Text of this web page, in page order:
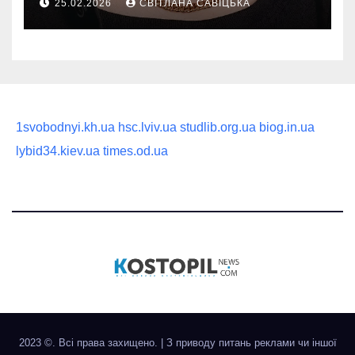
статусного украшения
25.02.2026 СВІТЛАНА САВІЦЬКА
1svobodnyi.kh.ua hsc.lviv.ua studlib.org.ua biog.in.ua
lybid34.kiev.ua times.od.ua
2023 ©. Всі права захищено. З приводу питань реклами чи іншої